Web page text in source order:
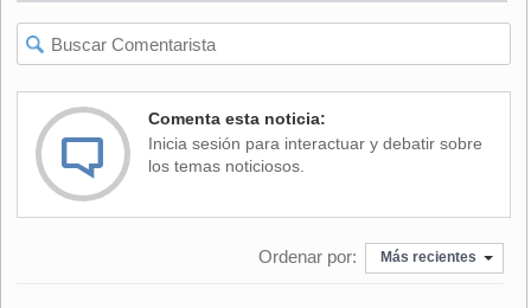
Ayer, el grupo yihadista sufrió varias derrotas en la ciudad
Comenta esta noticia:
Inicia sesión para interactuar y debatir sobre
los temas noticiosos.
Ordenar por: Más recientes